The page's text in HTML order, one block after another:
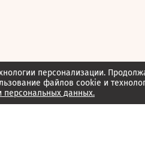
персонализации.
файлов cookie и
персональных данных.